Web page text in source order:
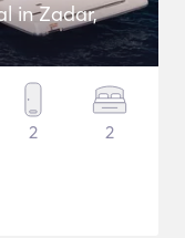
in Zadar,
2 2